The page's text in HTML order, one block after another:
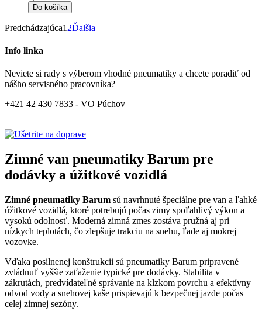
Do košíka
Predchádzajúca1 2Ďalšia
Info linka
Neviete si rady s výberom vhodné pneumatiky a chcete poradiť od
nášho servisného pracovníka?
+421 42 430 7833 - VO Púchov
Zimné van pneumatiky Barum pre
dodávky a úžitkové vozidlá
Zimné pneumatiky Barum sú navrhnuté špeciálne pre van a ľahké
úžitkové vozidlá, ktoré potrebujú počas zimy spoľahlivý výkon a
vysokú odolnosť. Moderná zimná zmes zostáva pružná aj pri
nízkych teplotách, čo zlepšuje trakciu na snehu, ľade aj mokrej
vozovke.
Vďaka posilnenej konštrukcii sú pneumatiky Barum pripravené
zvládnuť vyššie zaťaženie typické pre dodávky. Stabilita v
zákrutách, predvídateľné správanie na klzkom povrchu a efektívny
odvod vody a snehovej kaše prispievajú k bezpečnej jazde počas
celej zimnej sezóny.